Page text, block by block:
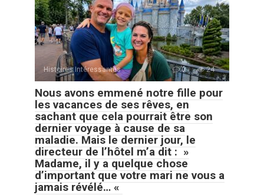
Histoires Intéressantes 0 24
Nous avons emmené notre fille pour
les vacances de ses rêves, en
sachant que cela pourrait être son
dernier voyage à cause de sa
maladie. Mais le dernier jour, le
directeur de l’hôtel m’a dit : »
Madame, il y a quelque chose
d’important que votre mari ne vous a
jamais révélé… «